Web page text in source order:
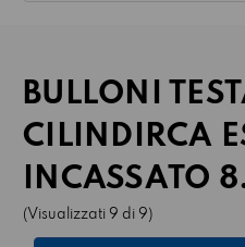
BULLONI
CILINDIRCA
INCASSATO
(Visualizzati 9 di 9)